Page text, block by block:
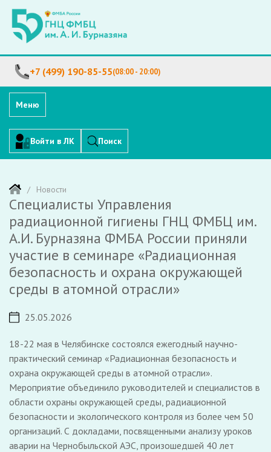
+7 (499) 190-85-55(08:00 - 20:00)
Меню
Войти в ЛК Поиск
Новости
Специалисты Управления
радиационной гигиены ГНЦ ФМБЦ им.
А.И. Бурназяна ФМБА России приняли
участие в семинаре «Радиационная
безопасность и охрана окружающей
среды в атомной отрасли»
25.05.2026
18-22 мая в Челябинске состоялся ежегодный научно-
практический семинар «Радиационная безопасность и
охрана окружающей среды в атомной отрасли».
Мероприятие объединило руководителей и специалистов в
области охраны окружающей среды, радиационной
безопасности и экологического контроля из более чем 50
организаций. С докладами, посвященными анализу уроков
аварии на Чернобыльской АЭС, произошедшей 40 лет